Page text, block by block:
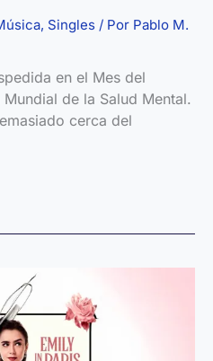
, Singles / Por Pablo M.
en el Mes del
de la Salud Mental.
cerca del